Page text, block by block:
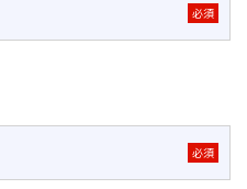
必須
必須